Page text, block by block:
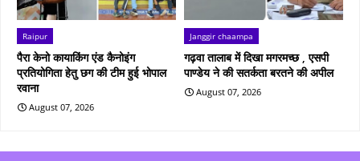
Raipur
पैरा केनो कायाकिंग एंड कैनोइंग
प्रतियोगिता हेतु छग की टीम हुई भोपाल
रवाना
August 07, 2026
Janggir chaampa
गढ़वा तालाब में दिखा मगरमच्छ , एसपी
पाण्डेय ने की सतर्कता बरतने की अपील
August 07, 2026